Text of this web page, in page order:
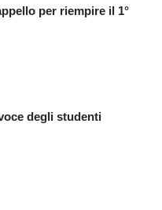
per riempire il 1°
degli studenti